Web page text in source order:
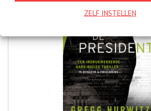
ZELF INSTELLEN